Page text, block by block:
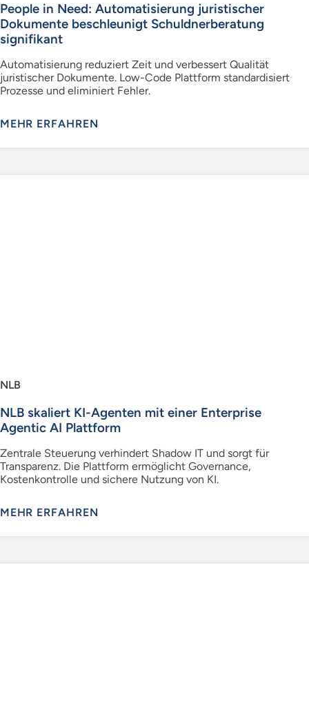
People in Need: Automatisierung juristischer
Dokumente beschleunigt Schuldnerberatung
signifikant
Automatisierung reduziert Zeit und verbessert Qualität
juristischer Dokumente. Low-Code Plattform standardisiert
Prozesse und eliminiert Fehler.
MEHR ERFAHREN
NLB
NLB skaliert KI-Agenten mit einer Enterprise
Agentic AI Plattform
Zentrale Steuerung verhindert Shadow IT und sorgt für
Transparenz. Die Plattform ermöglicht Governance,
Kostenkontrolle und sichere Nutzung von KI.
MEHR ERFAHREN